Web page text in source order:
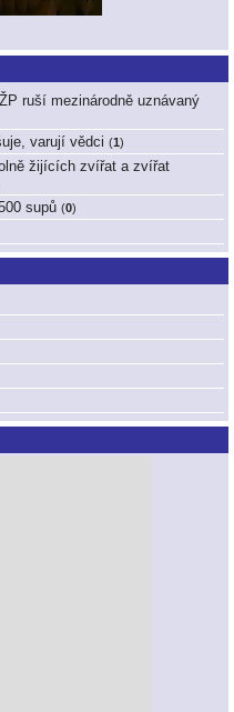
ruší mezinárodně uznávaný
varují vědci (1 )
žijících zvířat a zvířat
supů (0)